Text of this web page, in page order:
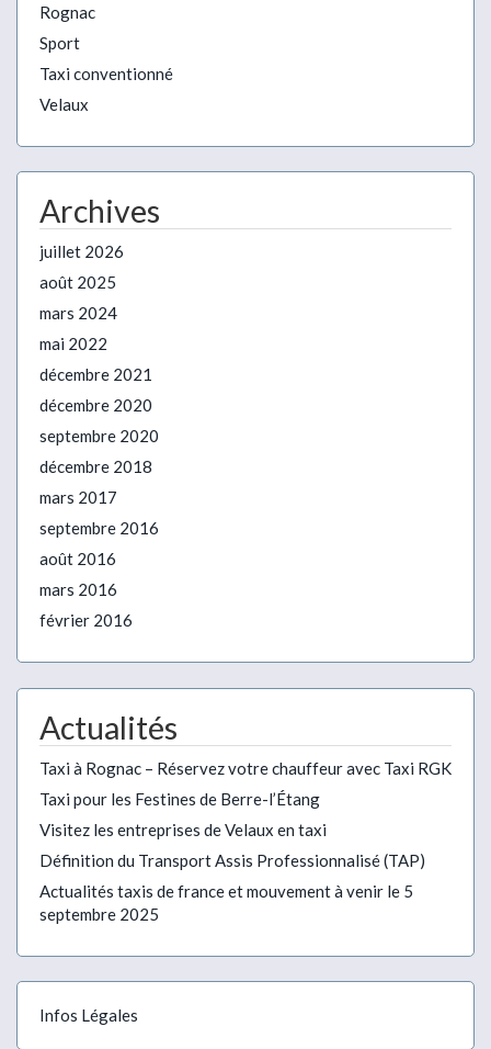
Rognac
Sport
Taxi conventionné
Velaux
Archives
juillet 2026
août 2025
mars 2024
mai 2022
décembre 2021
décembre 2020
septembre 2020
décembre 2018
mars 2017
septembre 2016
août 2016
mars 2016
février 2016
Actualités
Taxi à Rognac – Réservez votre chauffeur avec Taxi RGK
Taxi pour les Festines de Berre-l’Étang
Visitez les entreprises de Velaux en taxi
Définition du Transport Assis Professionnalisé (TAP)
Actualités taxis de france et mouvement à venir le 5
septembre 2025
Infos Légales